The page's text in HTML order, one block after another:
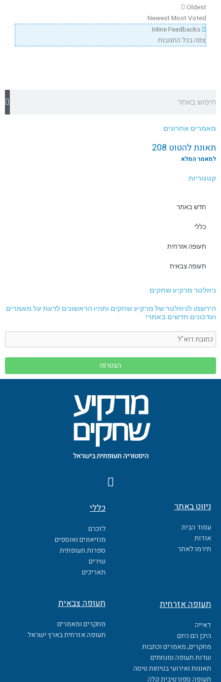
Oldest
NewestMost Voted
צפה בכל התגובות
מאמרים אחרונים
תאונת להטוט 208
למאמר המלא
קטגוריות
חדש באתר
כללי
תעופה אזרחית
תעופה צבאית
ניוזלטר מרקיע שחקים
הירשמו לניוזלטר של מרקיע שחקים ותהיו הראשונים לדעת על מאמרים
ועדכונים חדשים באתר!
F
a
e
b
o
o
k
ניווט באתר
עמוד הבית
אודות
תירמו לאתר
כללי
לזכרם
מוזיאונים ואוספים
ספרות תעופתית
שירים
תאריכים
תעופה אזרחית
דאייה
היכן הם היום
מחקרים, מאמרים וכתבות
שדות תעופה ומנחתים
תאונות ואירועי בטיחות טיסה
תעופה ספורטיבית קלה
תעופה צבאית
מחקרים ומאמרים
תעופה אזרחית בארץ ישראל